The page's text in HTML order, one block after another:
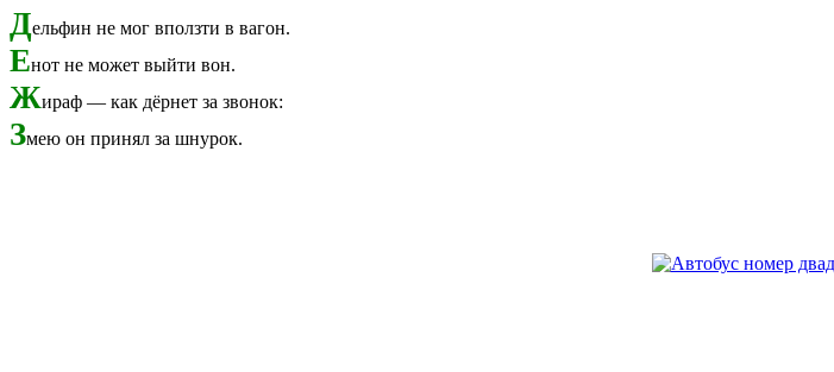
Дельфин не мог вползти в вагон.
Енот не может выйти вон.
Жираф — как дёрнет за звонок:
Змею он принял за шнурок.